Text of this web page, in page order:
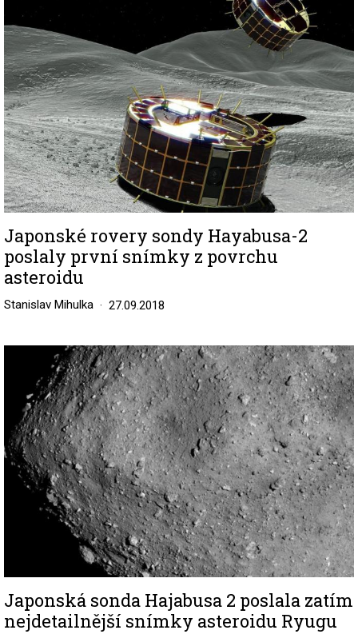
Japonské rovery sondy Hayabusa-2
poslaly první snímky z povrchu
asteroidu
Stanislav Mihulka 27.09.2018
Japonská sonda Hajabusa 2 poslala zatím
nejdetailnější snímky asteroidu Ryugu